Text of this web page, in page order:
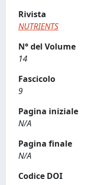
Rivista
NUTRIENTS
N° del Volume
14
Fascicolo
9
Pagina iniziale
N/A
Pagina finale
N/A
Codice DOI